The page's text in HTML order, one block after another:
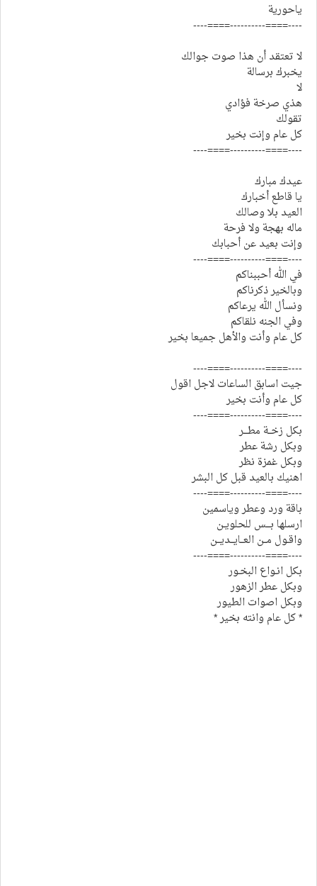
ياحورية
----====----------====----
لا تعتقد أن هذا صوت جوالك
يخبرك برسالة
لا
هذي صرخة فؤادي
تقولك
كل عام وإنت بخير
----====----------====----
عيدك مبارك
يا قاطع أخبارك
العيد بلا وصالك
ماله بهجة ولا فرحة
وإنت بعيد عن أحبابك
----====----------====----
في الله أحببناكم
وبالخير ذكرناكم
ونسأل الله يرعاكم
وفي الجنه نلقاكم
كل عام وأنت والأهل جميعا بخير
----====----------====----
جيت اسابق الساعات لاجل اقول
كل عام وأنت بخير
----====----------====----
بكل زخــة مطـــر
وبكل رشة عطر
وبكل غمزة نظر
اهنيك بالعيد قبل كل البشر
----====----------====----
باقة ورد وعطر وياسمين
ارسلها بـــس للحلويـن
واقـول مــن العــايــديــن
----====----------====----
بكل انـواع البخـور
وبكل عطر الزهور
وبكل اصوات الطيور
* كل عام وانته بخير *